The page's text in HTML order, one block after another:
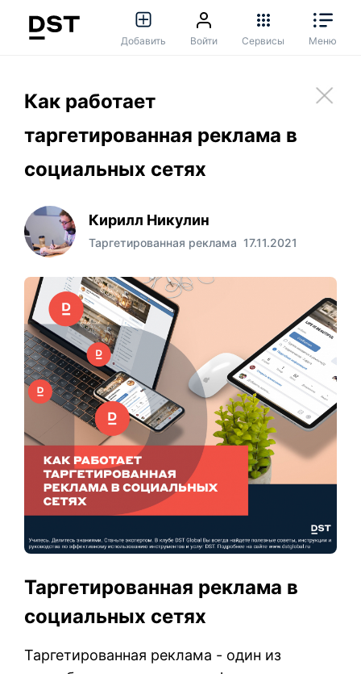
Добавить Войти Сервисы Меню
Как работает
таргетированная реклама в
социальных сетях
Кирилл Никулин
Таргетированная реклама 17.11.2021
Таргетированная реклама в
социальных сетях
Таргетированная реклама - один из